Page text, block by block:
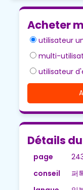
Acheter
utilisateur
multi-
utilisateur
Détails
page
conseil
퍼